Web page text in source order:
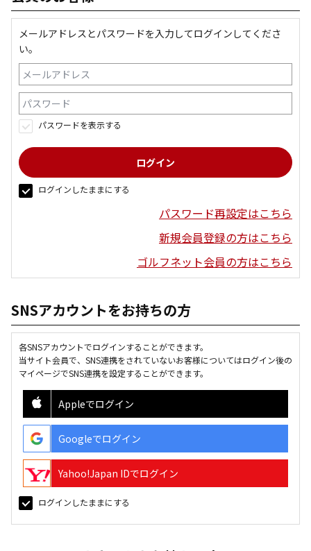
メールアドレスとパスワードを入力してログインしてくださ
い。
パスワードを表示する
ログインしたままにする
パスワード再設定はこちら
新規会員登録の方はこちら
ゴルフネット会員の方はこちら
SNSアカウントをお持ちの方
各SNSアカウントでログインすることができます。
当サイト会員で、SNS連携をされていないお客様についてはログイン後の
マイページでSNS連携を設定することができます。
Appleでログイン
Googleでログイン
Yahoo!Japan IDでログイン
ログインしたままにする